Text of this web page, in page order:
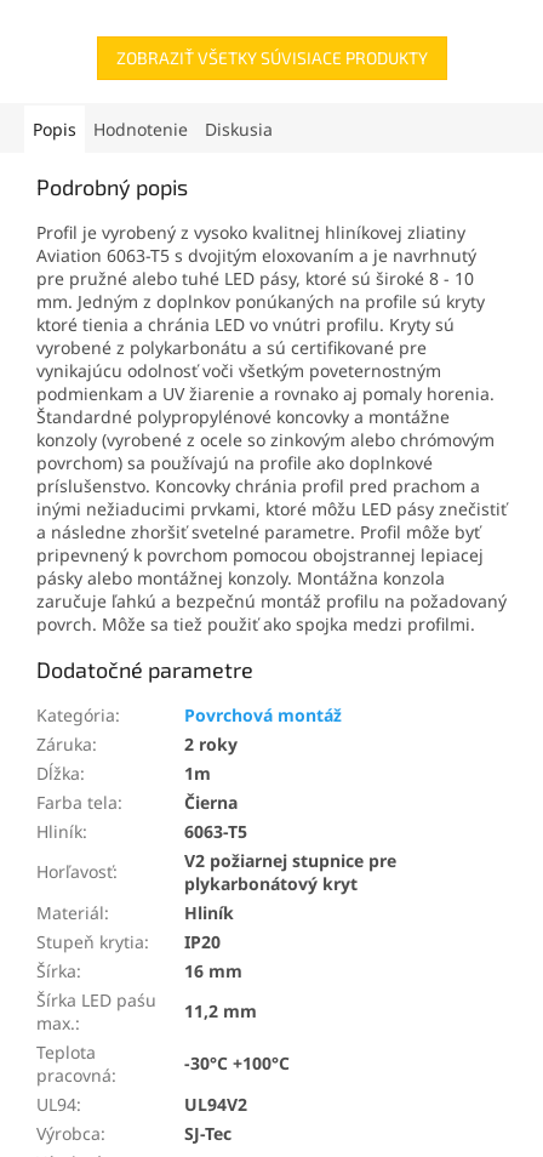
ZOBRAZIŤ VŠETKY SÚVISIACE PRODUKTY
Popis Hodnotenie Diskusia
Podrobný popis
Profil je vyrobený z vysoko kvalitnej hliníkovej zliatiny
Aviation 6063-T5 s dvojitým eloxovaním a je navrhnutý
pre pružné alebo tuhé LED pásy, ktoré sú široké 8 - 10
mm. Jedným z doplnkov ponúkaných na profile sú kryty
ktoré tienia a chránia LED vo vnútri profilu. Kryty sú
vyrobené z polykarbonátu a sú certifikované pre
vynikajúcu odolnosť voči všetkým poveternostným
podmienkam a UV žiarenie a rovnako aj pomaly horenia.
Štandardné polypropylénové koncovky a montážne
konzoly (vyrobené z ocele so zinkovým alebo chrómovým
povrchom) sa používajú na profile ako doplnkové
príslušenstvo. Koncovky chránia profil pred prachom a
inými nežiaducimi prvkami, ktoré môžu LED pásy znečistiť
a následne zhoršiť svetelné parametre. Profil môže byť
pripevnený k povrchom pomocou obojstrannej lepiacej
pásky alebo montážnej konzoly. Montážna konzola
zaručuje ľahkú a bezpečnú montáž profilu na požadovaný
povrch. Môže sa tiež použiť ako spojka medzi profilmi.
Dodatočné parametre
Kategória:
Povrchová montáž
Záruka:
2 roky
Dĺžka:
1m
Farba tela:
Čierna
Hliník:
6063-T5
Horľavosť:
V2 požiarnej stupnice pre
plykarbonátový kryt
Materiál:
Hliník
Stupeň krytia:
IP20
Šírka:
16 mm
Šírka LED paśu
max.:
11,2 mm
Teplota
pracovná:
-30°C +100°C
UL94:
UL94V2
Výrobca:
SJ-Tec